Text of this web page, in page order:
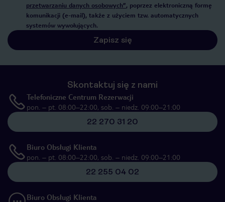
przetwarzaniu danych osobowych”, poprzez elektroniczną formę
komunikacji (e-mail), także z użyciem tzw. automatycznych
systemów wywołujących.
Zapisz się
Skontaktuj się z nami
Telefoniczne Centrum Rezerwacji
pon. – pt. 08:00–22:00, sob. – niedz. 09:00–21:00
22 270 31 20
Biuro Obsługi Klienta
pon. – pt. 08:00–22:00, sob. – niedz. 09:00–21:00
22 255 04 02
Biuro Obsługi Klienta